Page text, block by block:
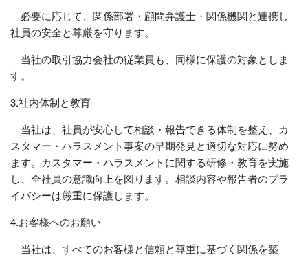
必要に応じて、関係部署・顧問弁護士・関係機関と連携し
社員の安全と尊厳を守ります。
当社の取引協力会社の従業員も、同様に保護の対象としま
す。
3.社内体制と教育
当社は、社員が安心して相談・報告できる体制を整え、カ
スタマー・ハラスメント事案の早期発見と適切な対応に努め
ます。カスタマー・ハラスメントに関する研修・教育を実施
し、全社員の意識向上を図ります。相談内容や報告者のプラ
イバシーは厳重に保護します。
4.お客様へのお願い
当社は、すべてのお客様と信頼と尊重に基づく関係を築